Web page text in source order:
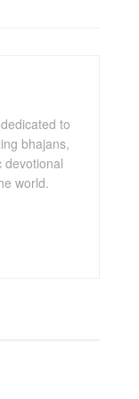
to
bhajans,
devotional
world.